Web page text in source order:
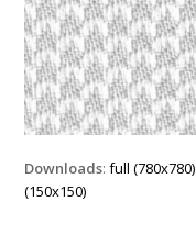
Downloads:full (780x780)
(150x150)